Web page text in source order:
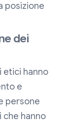
posizione
dei
etici hanno
e
persone
che hanno